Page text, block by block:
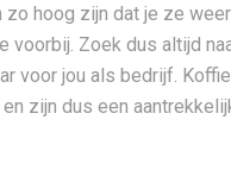
hoog zijn dat je ze
voorbij. Zoek dus altijd
voor jou als bedrijf.
zijn dus een